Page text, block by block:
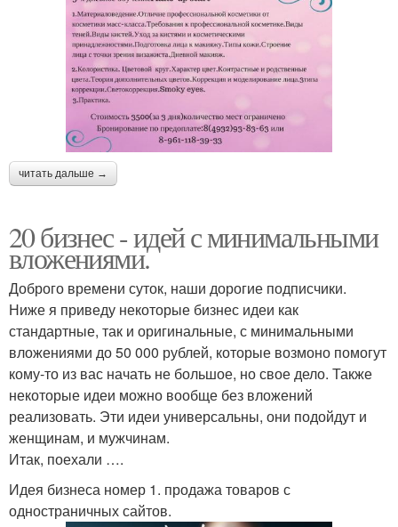
читать дальше →
20 бизнес - идей с минимальными
вложениями.
Доброго времени суток, наши дорогие подписчики.
Ниже я приведу некоторые бизнес идеи как
стандартные, так и оригинальные, с минимальными
вложениями до 50 000 рублей, которые возмоно помогут
кому-то из вас начать не большое, но свое дело. Также
некоторые идеи можно вообще без вложений
реализовать. Эти идеи универсальны, они подойдут и
женщинам, и мужчинам.
Итак, поехали ….
Идея бизнеса номер 1. продажа товаров с
одностраничных сайтов.